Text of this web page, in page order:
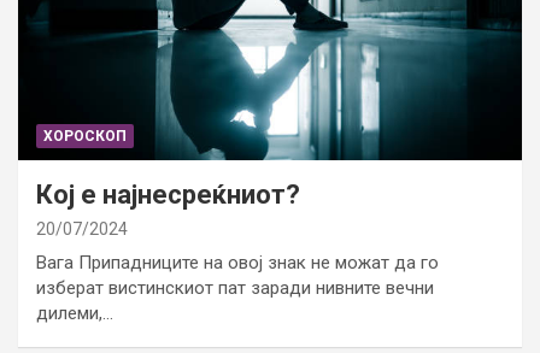
ХОРОСКОП
Кој е најнесреќниот?
20/07/2024
Вага Припадниците на овој знак не можат да го
изберат вистинскиот пат заради нивните вечни
дилеми,…